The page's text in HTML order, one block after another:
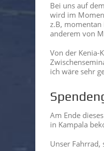
Bei uns auf
wird im
z.B, momentan
anderem von
Von der Kenia-
ich wäre sehr
Am Ende
in Kampala
Unser